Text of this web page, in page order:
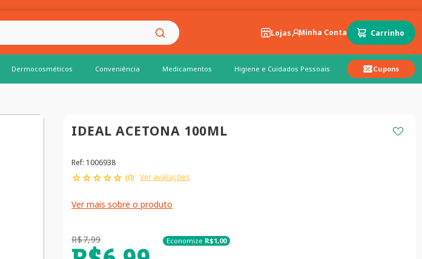
Lojas
Dermocosméticos Conveniência Medicamentos Higiene e Cuidados Pessoais Cupons
IDEAL ACETONA 100ML
Ref: 1006938
☆☆☆☆☆ (0) Ver avaliações
Ver mais sobre o produto
R$7,99 Economize R$1,00